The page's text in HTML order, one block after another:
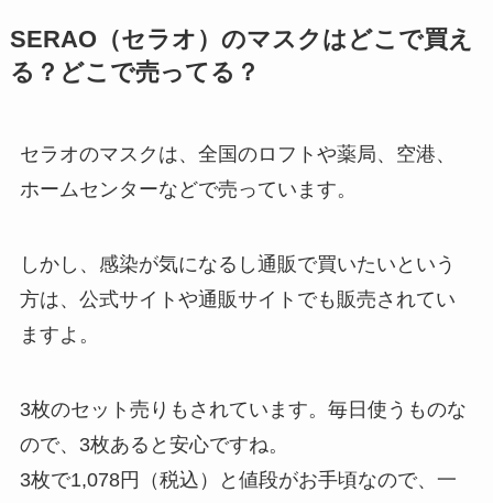
SERAO（セラオ）のマスクはどこで買え
る？どこで売ってる？
セラオのマスクは、全国のロフトや薬局、空港、
ホームセンターなどで売っています。
しかし、感染が気になるし通販で買いたいという
方は、公式サイトや通販サイトでも販売されてい
ますよ。
3枚のセット売りもされています。毎日使うものな
ので、3枚あると安心ですね。
3枚で1,078円（税込）と値段がお手頃なので、一